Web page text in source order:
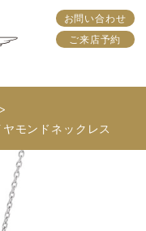
お問い合わせ
ご来店予約
モンドネックレス